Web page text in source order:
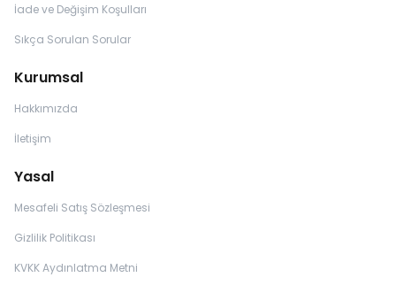
İade ve Değişim Koşulları
Sıkça Sorulan Sorular
Kurumsal
Hakkımızda
İletişim
Yasal
Mesafeli Satış Sözleşmesi
Gizlilik Politikası
KVKK Aydınlatma Metni